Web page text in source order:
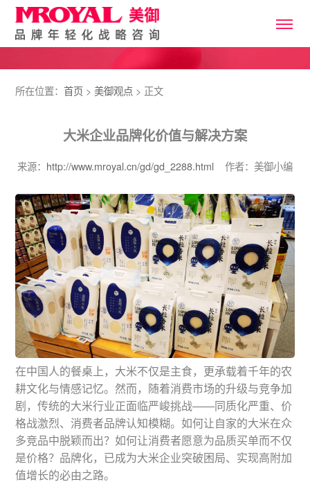
所在位置：首页 >美御观点 > 正文
大米企业品牌化价值与解决方案
来源： http://www.mroyal.cn/gd/gd_2288.html 作者：美御小编
在中国人的餐桌上，大米不仅是主食，更承载着千年的农
耕文化与情感记忆。然而，随着消费市场的升级与竞争加
剧，传统的大米行业正面临严峻挑战——同质化严重、价
格战激烈、消费者品牌认知模糊。如何让自家的大米在众
多竞品中脱颖而出？如何让消费者愿意为品质买单而不仅
是价格？品牌化，已成为大米企业突破困局、实现高附加
值增长的必由之路。